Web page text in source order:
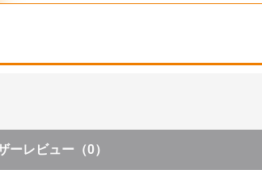
ーレビュー （0）